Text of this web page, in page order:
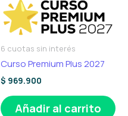
6 cuotas sin interés
Curso Premium Plus 2027
$ 969.900
Añadir al carrito